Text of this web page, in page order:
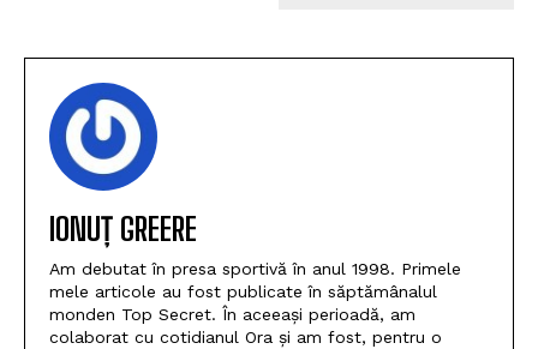
IONUȚ GREERE
Am debutat în presa sportivă în anul 1998. Primele
mele articole au fost publicate în săptămânalul
monden Top Secret. În aceeași perioadă, am
colaborat cu cotidianul Ora și am fost, pentru o